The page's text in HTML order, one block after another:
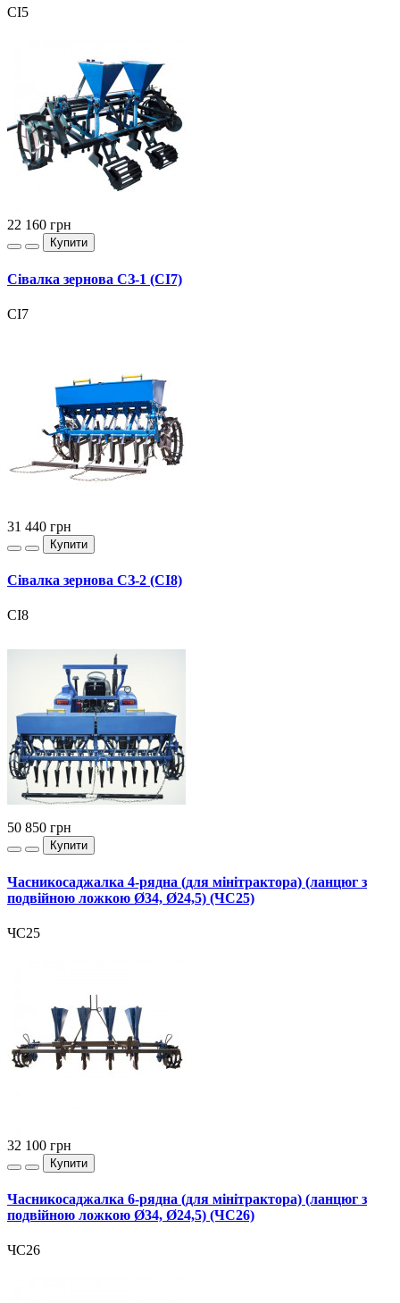
СІ5
22 160 грн
Купити
Сівалка зернова СЗ-1 (СІ7)
СІ7
31 440 грн
Купити
Сівалка зернова СЗ-2 (СІ8)
СІ8
50 850 грн
Купити
Часникосаджалка 4-рядна (для мінітрактора) (ланцюг з
подвійною ложкою Ø34, Ø24,5) (ЧС25)
ЧС25
32 100 грн
Купити
Часникосаджалка 6-рядна (для мінітрактора) (ланцюг з
подвійною ложкою Ø34, Ø24,5) (ЧС26)
ЧС26